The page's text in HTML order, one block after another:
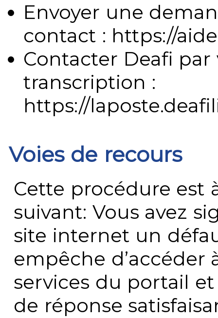
Envoyer une
contact : https://
Contacter Deafi
transcription :
https://
Voies de recours
Cette procédure est
suivant: Vous avez
site internet un
empêche
services du portail
de réponse